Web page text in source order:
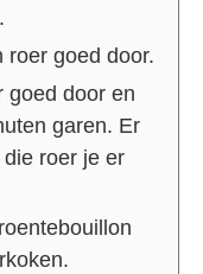
roer goed door.
goed door en
garen. Er
roer je er